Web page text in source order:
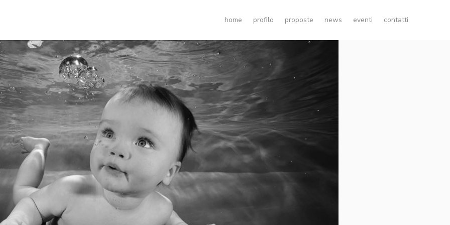
home profilo proposte news eventi contatti